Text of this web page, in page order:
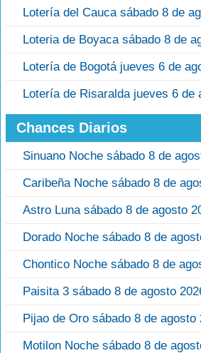
Lotería del Cauca sábado 8 de
Loteria de Boyaca sábado 8 de
Lotería de Bogotá jueves 6 de
Lotería de Risaralda jueves 6 de
Chances Diarios
Sinuano Noche sábado 8 de
Caribeña Noche sábado 8 de
Astro Luna sábado 8 de agosto
Dorado Noche sábado 8 de
Chontico Noche sábado 8 de
Paisita 3 sábado 8 de agosto
Pijao de Oro sábado 8 de agosto
Motilon Noche sábado 8 de